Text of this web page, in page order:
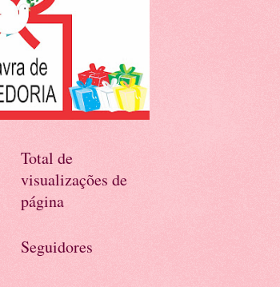
Total de
visualizações de
página
Seguidores